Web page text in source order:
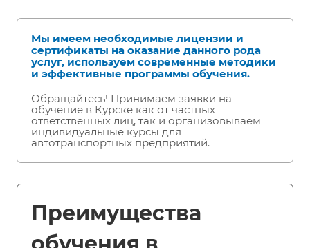
Мы имеем необходимые лицензии и
сертификаты на оказание данного рода
услуг, используем современные методики
и эффективные программы обучения.
Обращайтесь! Принимаем заявки на
обучение в Курске как от частных
ответственных лиц, так и организовываем
индивидуальные курсы для
автотранспортных предприятий.
Преимущества